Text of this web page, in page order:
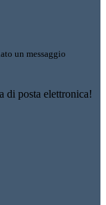
un messaggio
di posta elettronica!